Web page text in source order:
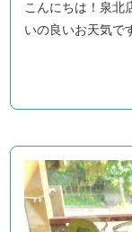
こんにちは！泉北
いの良いお天気で